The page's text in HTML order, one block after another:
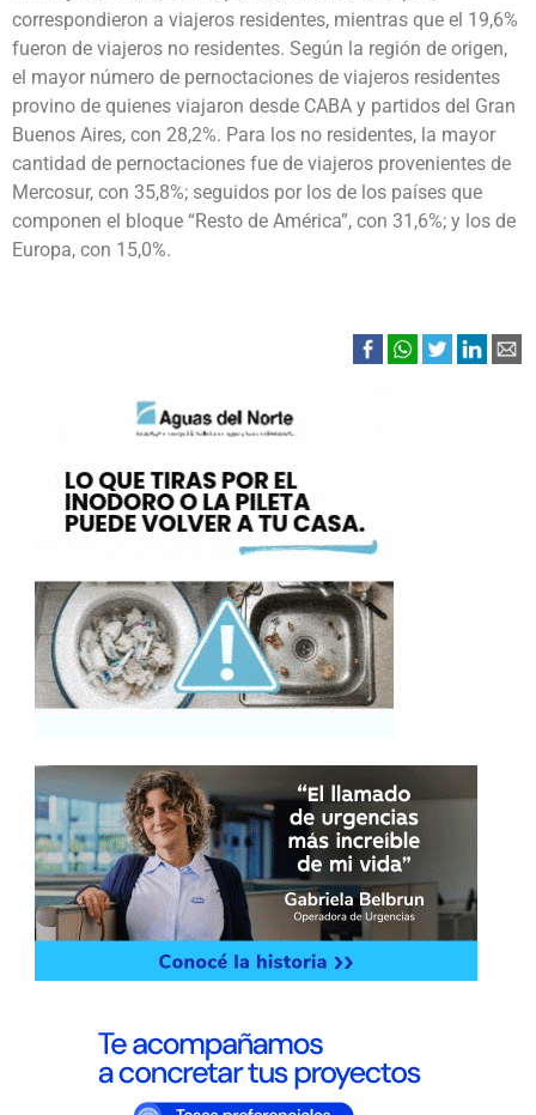
correspondieron a viajeros residentes, mientras que el 19,6%
fueron de viajeros no residentes. Según la región de origen,
el mayor número de pernoctaciones de viajeros residentes
provino de quienes viajaron desde CABA y partidos del Gran
Buenos Aires, con 28,2%. Para los no residentes, la mayor
cantidad de pernoctaciones fue de viajeros provenientes de
Mercosur, con 35,8%; seguidos por los de los países que
componen el bloque “Resto de América”, con 31,6%; y los de
Europa, con 15,0%.